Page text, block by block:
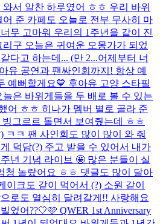
서 알찬 하루였어 ㅎㅎ 우리 바위
준 카페도 오늘로 전부 무사히 마
무 고마워 우리의 1주년을 같이 진
구 오늘은 귀여운 모몽가가 되었
다고 하는데... (만 2...어제부터 너
유 공연과 팬싸인회까지! 항상 예
예뻐할게요💙 후아유 고양 스타필
은 바위게들을 두 배로 볼 수 있는
어 ㅎㅎ 히나가 멤버 별로 골라 준
그르르 돌면서 보여줬는데 ㅎㅎ
ㅋㅋ 팬 사인회도 많이 많이 와 줘
덕담(?) 주고 받을 수 있어서 내가
년 기념 라이브 🤩 많은 분들이 실
청 놀랐어요 ㅎㅎ 댓글도 많이 달아
크도 같이 먹어서 (?) 소원 같이
로도 열심히 달려갈게!! 사랑해요
었어??🤍🩷 QWER 1st Anniversary